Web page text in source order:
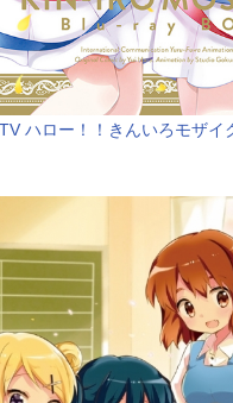
TV ハロー！！きんいろモザイ